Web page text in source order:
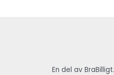
En del av